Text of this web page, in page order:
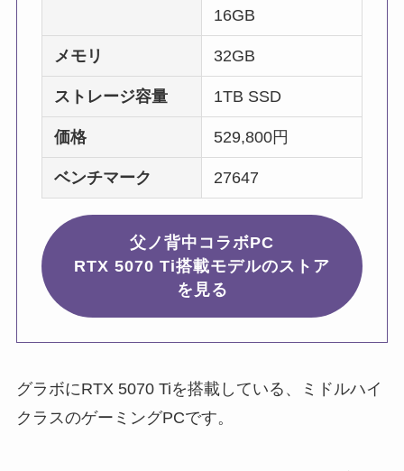
16GB
メモリ 32GB
ストレージ容量 1TB SSD
価格 529,800円
ベンチマーク 27647
父ノ背中コラボPC
RTX 5070 Ti搭載モデルのストア
を見る
グラボにRTX 5070 Tiを搭載している、ミドルハイ
クラスのゲーミングPCです。